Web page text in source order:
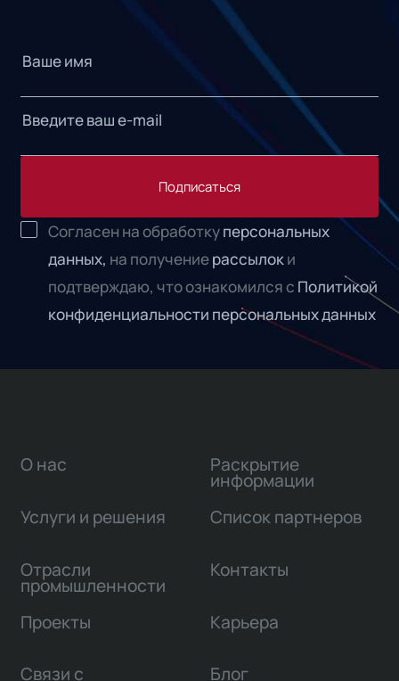
Подписаться
Согласен на обработкуперсональных
данных, на получениерассылоки
подтверждаю, что ознакомился с Политикой
конфиденциальности персональных данных
О нас
Услуги и решения
Отрасли
промышленности
Проекты
Связи с
Раскрытие
информации
Список партнеров
Контакты
Карьера
Блог